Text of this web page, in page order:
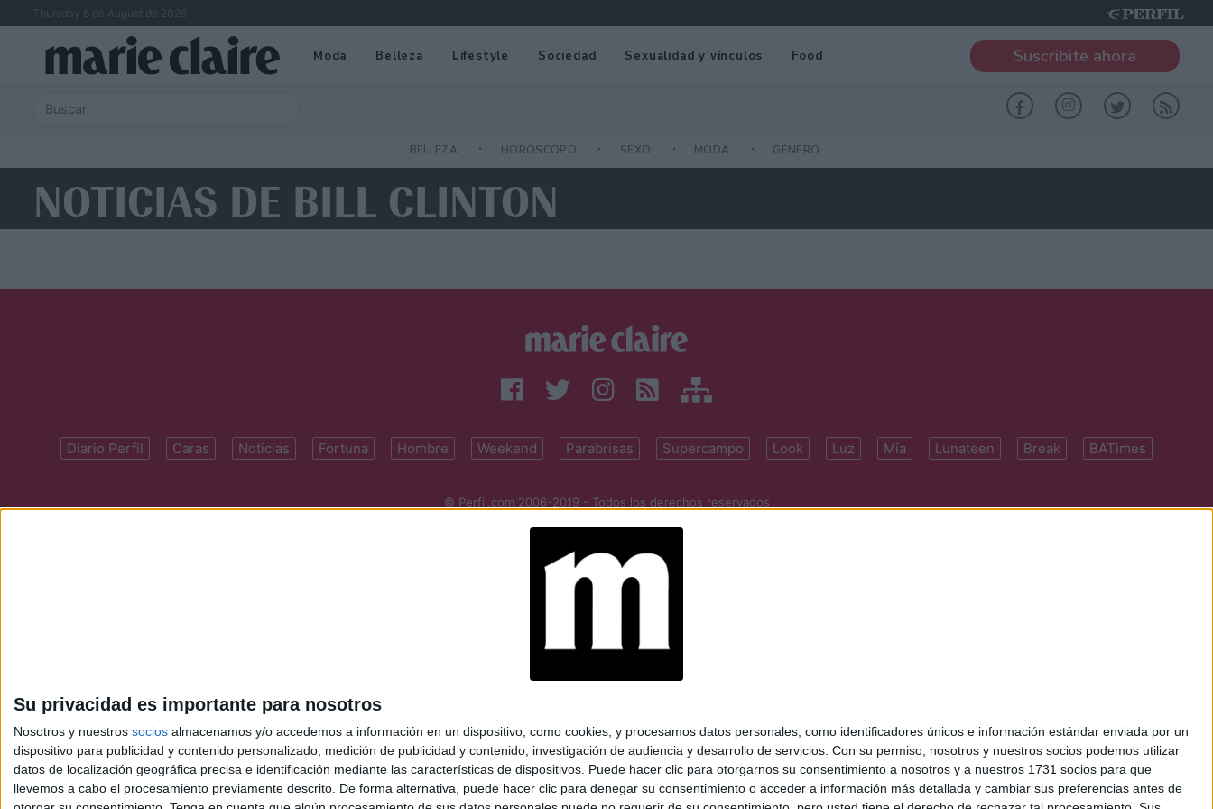
Su privacidad es importante para nosotros
Nosotros y nuestros socios almacenamos y/o accedemos a información en un dispositivo, como cookies, y procesamos datos personales, como identificadores únicos e información estándar enviada por un
dispositivo para publicidad y contenido personalizado, medición de publicidad y contenido, investigación de audiencia y desarrollo de servicios. Con su permiso, nosotros y nuestros socios podemos utilizar
datos de localización geográfica precisa e identificación mediante las características de dispositivos. Puede hacer clic para otorgarnos su consentimiento a nosotros y a nuestros 1731 socios para que
llevemos a cabo el procesamiento previamente descrito. De forma alternativa, puede hacer clic para denegar su consentimiento o acceder a información más detallada y cambiar sus preferencias antes de
Thursday 6 de August de 2026
Moda Belleza Lifestyle Sociedad Sexualidad y vínculos Food Suscribite ahora
BELLEZA HORÓSCOPO SEXO MODA GÉNERO
NOTICIAS DE BILL CLINTON
Diario Perfil Caras Noticias Fortuna Hombre Weekend Parabrisas Supercampo Look Luz Mía Lunateen Break BATimes
© Perfil.com 2006-2019 - Todos los derechos reservados
perfilcom@perfil.com| Propietario: Diario Perfil S.A.